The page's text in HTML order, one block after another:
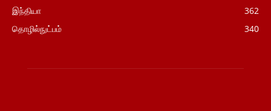
இந்தியா
362
தொழில்நுட்பம்
340